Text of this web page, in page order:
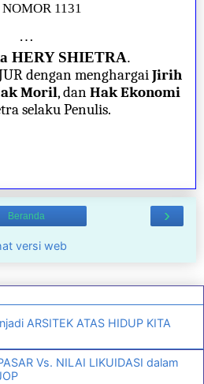
1131
…
HERY SHIETRA.
dengan menghargaiJirih
Moril, danHak Ekonomi
selaku Penulis.
›
Beranda
versi web
ARSITEK ATAS HIDUP KITA
Vs. NILAI LIKUIDASI dalam